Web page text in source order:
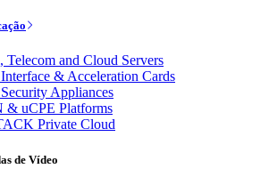
Telecom and Cloud Servers
& Acceleration Cards
Appliances
& uCPE Platforms
Private Cloud
de Vídeo